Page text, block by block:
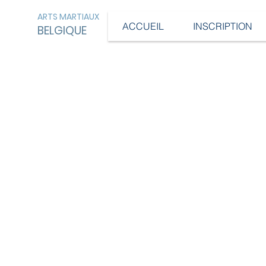
ARTS MARTIAUX
BELGIQUE ACCUEIL INSCRIPTION